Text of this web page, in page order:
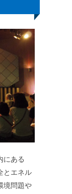
にある
とエネル
境問題や